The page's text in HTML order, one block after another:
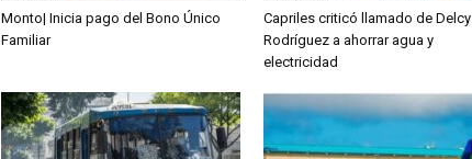
Monto| Inicia pago del Bono Único
Familiar
Capriles criticó llamado de Delcy
Rodríguez a ahorrar agua y
electricidad